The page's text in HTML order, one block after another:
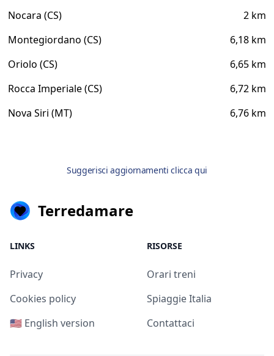
Nocara (CS)
2 km
Montegiordano (CS)
6,18 km
Oriolo (CS)
6,65 km
Rocca Imperiale (CS)
6,72 km
Nova Siri (MT)
6,76 km
Suggerisci aggiornamenti clicca qui
Terredamare
LINKS
Privacy
Cookies policy
🇺🇸 English version
RISORSE
Orari treni
Spiaggie Italia
Contattaci